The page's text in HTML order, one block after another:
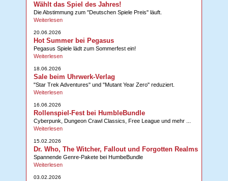
Wählt das Spiel des Jahres!
Die Abstimmung zum "Deutschen Spiele Preis" läuft.
Weiterlesen
20.06.2026
Hot Summer bei Pegasus
Pegasus Spiele lädt zum Sommerfest ein!
Weiterlesen
18.06.2026
Sale beim Uhrwerk-Verlag
"Star Trek Adventures" und "Mutant Year Zero" reduziert.
Weiterlesen
16.06.2026
Rollenspiel-Fest bei HumbleBundle
Cyberpunk, Dungeon Crawl Classics, Free League und mehr ...
Weiterlesen
15.02.2026
Dr. Who, The Witcher, Fallout und Forgotten Realms
Spannende Genre-Pakete bei HumbeBundle
Weiterlesen
03.02.2026